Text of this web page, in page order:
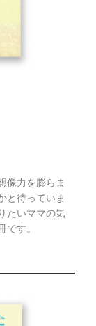
像力を膨らま
と待っていま
たいママの気
す。